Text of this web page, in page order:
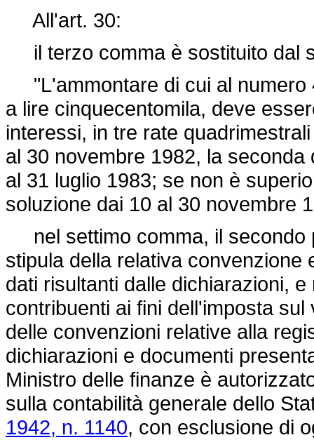
All'art. 30:
il terzo comma è sostituito dal
"L'ammontare di cui al numero
a lire cinquecentomila, deve
interessi, in tre rate
al 30 novembre 1982, la
al 31 luglio 1983; se non è
soluzione dai 10 al 30 novembre
nel settimo comma, il secondo
stipula della relativa convenzione
dati risultanti dalle dichiarazioni,
contribuenti ai fini dell'imposta
delle convenzioni relative alla
dichiarazioni e documenti
Ministro delle finanze è
sulla contabilità generale dello
1942, n. 1140, con esclusione di